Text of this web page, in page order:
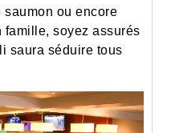
saumon ou encore
famille, soyez assurés
saura séduire tous